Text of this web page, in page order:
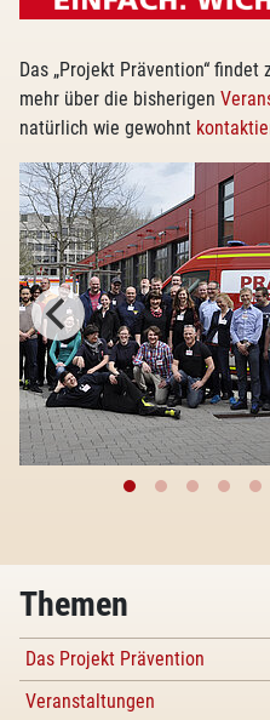
Das „Projekt Prävention“
mehr über die bisherigen
natürlich wie gewohnt
Themen
Das Projekt Prävention
Veranstaltungen